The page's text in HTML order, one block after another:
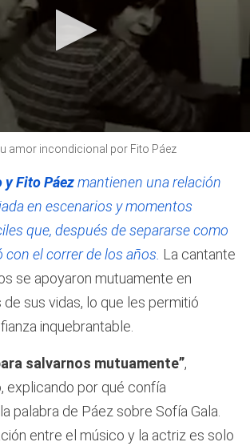
amor incondicional por Fito Páez
y Fito Páezmantienen una relación
en escenarios y momentos
que, después de separarse como
el correr de los años. La cantante
se apoyaron mutuamente en
sus vidas, lo que les permitió
inquebrantable.
salvarnos mutuamente”,
explicando por qué confía
palabra de Páez sobre Sofía Gala.
entre el músico y la actriz es solo